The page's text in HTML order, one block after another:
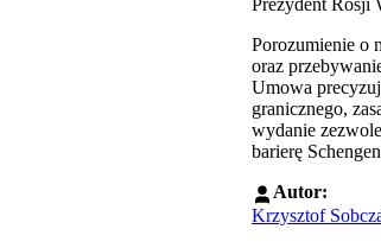
Prezydent Rosji
Porozumienie o
oraz
Umowa
granicznego,
wydanie
barierę
Autor:
Krzysztof